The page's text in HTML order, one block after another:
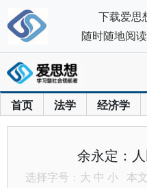
首页 法学 经济学
余永定：
选择字号： 大 中 小 本
下载爱思
随时随地阅